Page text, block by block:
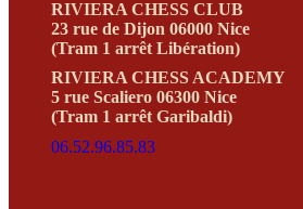
RIVIERA CHESS CLUB
23 rue de Dijon 06000 Nice
(Tram 1 arrêt Libération)
RIVIERA CHESS ACADEMY
5 rue Scaliero 06300 Nice
(Tram 1 arrêt Garibaldi)
06.52.96.85.83